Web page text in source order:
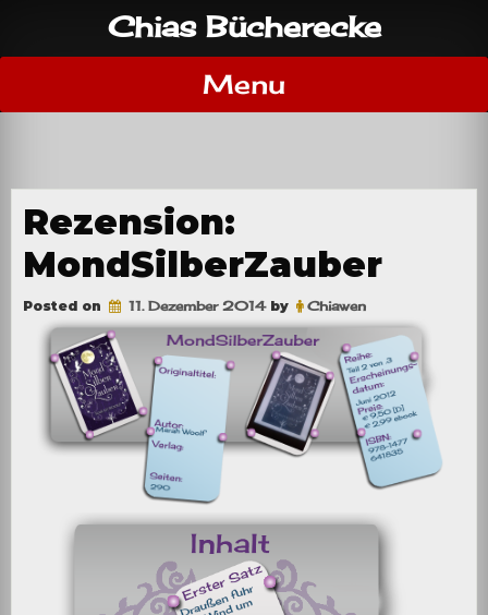
content
Chias Bücherecke
Menu
Rezension:
MondSilberZauber
Posted on 11. Dezember 2014by Chiawen